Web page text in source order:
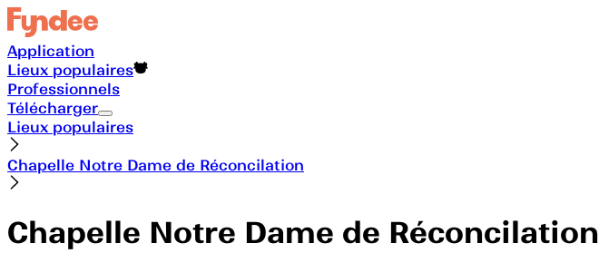
Application
Lieux populaires
Professionnels
Télécharger
Lieux populaires
Chapelle Notre Dame de Réconcilation
Chapelle Notre Dame de Réconcilation